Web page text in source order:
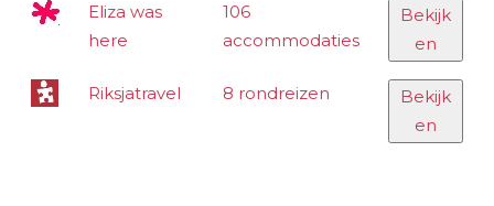
Eliza was
here
106
accommodaties
Bekijk
en
Riksjatravel 8 rondreizen
Bekijk
en